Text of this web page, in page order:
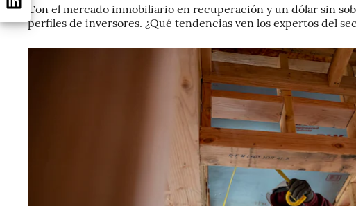
Con el mercado inmobiliario en recuperación y un dólar sin
perfiles de inversores. ¿Qué tendencias ven los expertos del